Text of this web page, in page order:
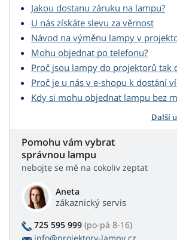
Jakou dostanu záruku na lampu?
U nás získáte slevu za věrnost
Návod na výměnu lampy v
Mohu objednat po telefonu?
Proč jsou lampy do projektorů tak
Proč je u nás v e-shopu k dostání
Kdy si mohu objednat lampu bez
Další
Pomohu vám vybrat
správnou lampu
nebojte se mě na cokoliv zeptat
Aneta
zákaznický servis
725 595 999 (po-pá 8-16)